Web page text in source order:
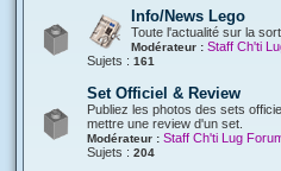
Info/News Lego
Toute l'actualité sur la
Modérateur : Staff Ch'ti
Sujets : 161
Set Officiel & Review
Publiez les photos des sets
mettre une review d'un set.
Modérateur : Staff Ch'ti Lug
Sujets : 204